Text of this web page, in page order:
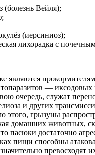
(болезнь Вейля);
(иерсиниоз);
лихорадка с
являются
— иксодовых
очередь, служат
и других
грызуны
домашних животных,
пасюки достаточно
пищи способны
превосходят